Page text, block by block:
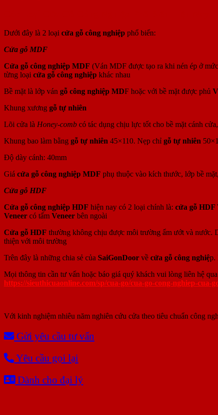
Dưới đây là 2 loại cửa gỗ công nghiệp phổ biến:
Cửa gỗ MDF
Cửa gỗ công nghiệp MDF (Ván MDF được tạo ra khi nén ép ở
từng loại cửa gỗ công nghiệp khác nhau
Bề mặt là lớp ván gỗ công nghiệp MDF hoặc với bề mặt được phủ
Khung xương gỗ tự nhiên
Lõi cửa là Honey-comb có tác dụng chịu lực tốt cho bề mặt cánh
Khung bao làm bằng gỗ tự nhiên 45×110. Nẹp chỉ gỗ tự nhiên
Độ dày cánh: 40mm
Giá cửa gỗ công nghiệp MDF phụ thuộc vào kích thước, lớp bề
Cửa gỗ HDF
Cửa gỗ công nghiệp HDF hiện nay có 2 loại chính là: cửa gỗ HDF
Veneer có tấm Veneer bên ngoài
Cửa gỗ HDF thường không chịu được môi trường ẩm ướt và nước.
thiện với môi trường
Trên đây là những chia sẻ của SaiGonDoor về cửa gỗ công nghiệp.
Mọi thông tin cần tư vấn hoặc báo giá quý khách vui lòng liên hệ qua
https://sieuthicuaonline.com/sp/cua-go/cua-go-cong-nghiep-cua-
Với kinh nghiệm nhiêu năm nghiên cứu cửa theo tiêu chuẩn công
Gửi yêu cầu tư vấn
Yêu cầu gọi lại
Dành cho đại lý